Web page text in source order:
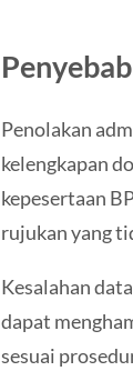
Penolakan
kelengkapan
kepesertaan
rujukan yang
Kesalahan
dapat
sesuai